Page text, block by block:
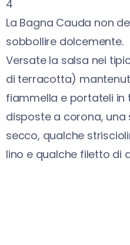
4
La Bagna Cauda non
sobbollire dolcemente.
Versate la salsa nei
di terracotta)
fiammella e portateli in
disposte a corona,
secco, qualche
lino e qualche filetto di